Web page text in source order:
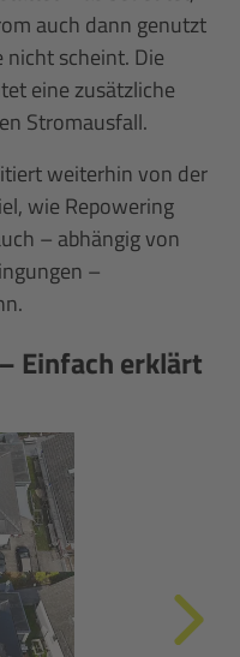
auch dann genutzt
scheint. Die
eine zusätzliche
Stromausfall.
weiterhin von der
wie Repowering
– abhängig von
–
Einfach erklärt